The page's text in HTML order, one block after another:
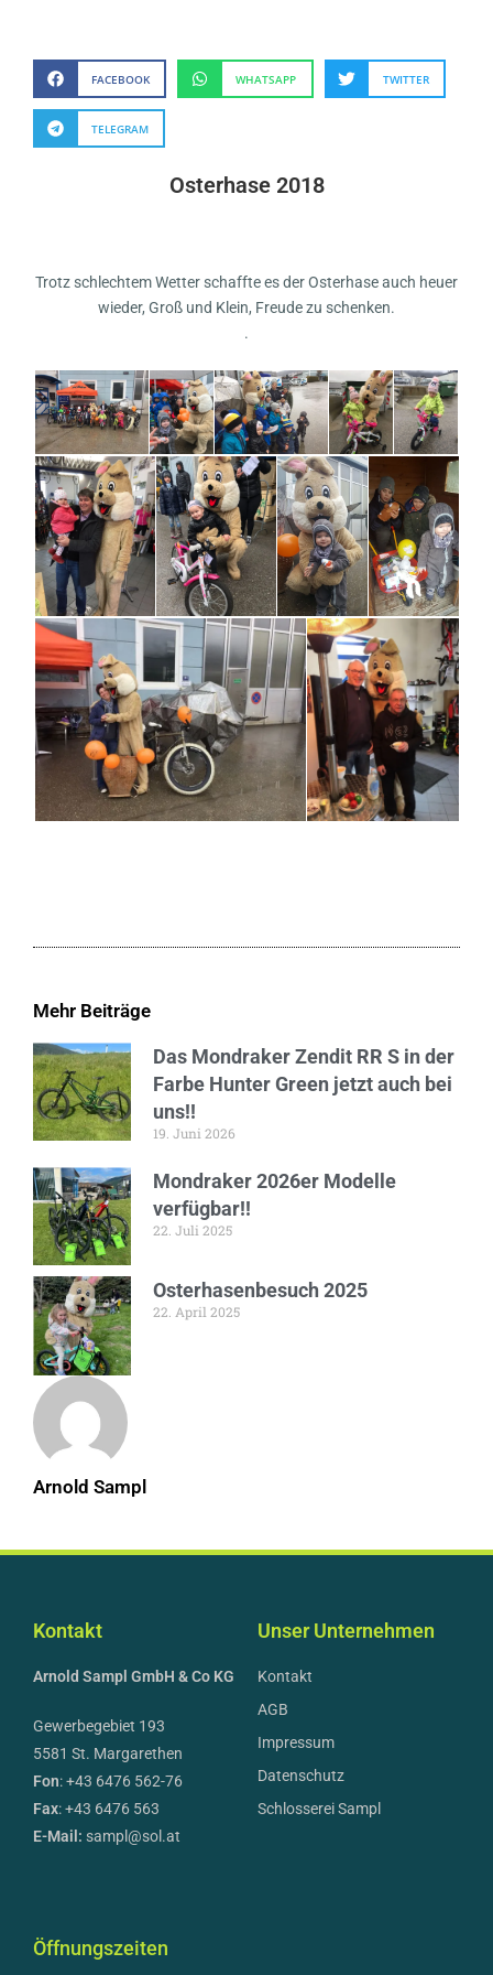
Arnold Sampl
FACEBOOK WHATSAPP TWITTER
TELEGRAM
Osterhase 2018
Trotz schlechtem Wetter schaffte es der Osterhase auch heuer
wieder, Groß und Klein, Freude zu schenken.
.
Mehr Beiträge
Das Mondraker Zendit RR S in der
Farbe Hunter Green jetzt auch bei
uns!!
19. Juni 2026
Mondraker 2026er Modelle
verfügbar!!
22. Juli 2025
Osterhasenbesuch 2025
22. April 2025
Kontakt
Arnold Sampl GmbH & Co KG
Gewerbegebiet 193
5581 St. Margarethen
Fon: +43 6476 562-76
Fax: +43 6476 563
E-Mail: sampl@sol.at
Unser Unternehmen
Kontakt
AGB
Impressum
Datenschutz
Schlosserei Sampl
Öffnungszeiten